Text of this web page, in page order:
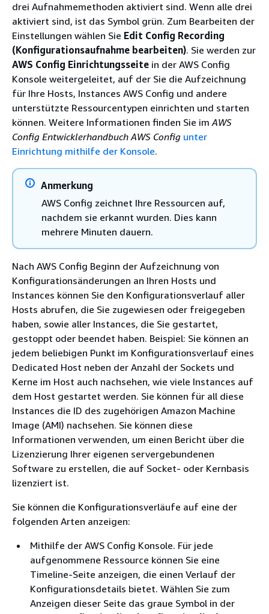
drei Aufnahmemethoden aktiviert sind. Wenn alle drei
aktiviert sind, ist das Symbol grün. Zum Bearbeiten der
Einstellungen wählen Sie Edit Config Recording
(Konfigurationsaufnahme bearbeiten). Sie werden zur
AWS Config Einrichtungsseite in der AWS Config
Konsole weitergeleitet, auf der Sie die Aufzeichnung
für Ihre Hosts, Instances AWS Config und andere
unterstützte Ressourcentypen einrichten und starten
können. Weitere Informationen finden Sie imAWS
Config Entwicklerhandbuch AWS Config unter
Einrichtung mithilfe der Konsole.
Anmerkung
AWS Config zeichnet Ihre Ressourcen auf,
nachdem sie erkannt wurden. Dies kann
mehrere Minuten dauern.
Nach AWS Config Beginn der Aufzeichnung von
Konfigurationsänderungen an Ihren Hosts und
Instances können Sie den Konfigurationsverlauf aller
Hosts abrufen, die Sie zugewiesen oder freigegeben
haben, sowie aller Instances, die Sie gestartet,
gestoppt oder beendet haben. Beispiel: Sie können an
jedem beliebigen Punkt im Konfigurationsverlauf eines
Dedicated Host neben der Anzahl der Sockets und
Kerne im Host auch nachsehen, wie viele Instances auf
dem Host gestartet werden. Sie können für all diese
Instances die ID des zugehörigen Amazon Machine
Image (AMI) nachsehen. Sie können diese
Informationen verwenden, um einen Bericht über die
Lizenzierung Ihrer eigenen servergebundenen
Software zu erstellen, die auf Socket- oder Kernbasis
lizenziert ist.
Sie können die Konfigurationsverläufe auf eine der
folgenden Arten anzeigen:
Mithilfe der AWS Config Konsole. Für jede
aufgenommene Ressource können Sie eine
Timeline-Seite anzeigen, die einen Verlauf der
Konfigurationsdetails bietet. Wählen Sie zum
Anzeigen dieser Seite das graue Symbol in der